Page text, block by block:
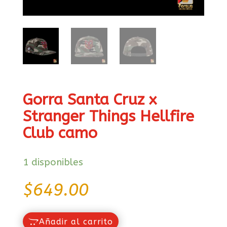
Gorra Santa Cruz x
Stranger Things Hellfire
Club camo
1 disponibles
$649.00
Añadir al carrito